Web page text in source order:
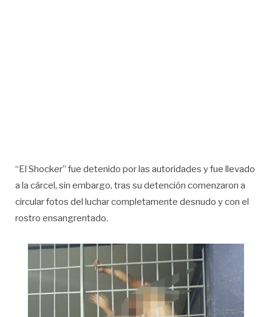
“El Shocker” fue detenido por las autoridades y fue llevado
a la cárcel, sin embargo, tras su detención comenzaron a
circular fotos del luchar completamente desnudo y con el
rostro ensangrentado.